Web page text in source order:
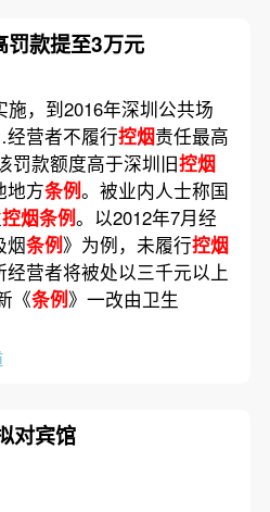
罚款提至3万元
施，到2016年深圳公共场
营者不履行控烟责任最高
罚款额度高于深圳旧控烟
地方条例。被业内人士称国
控烟条例。以2012年7月经
烟条例》为例，未履行控烟
营者将被处以三千元以上
《条例》一改由卫生
对宾馆